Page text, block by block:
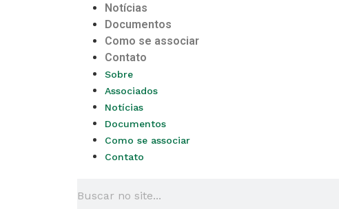
Notícias
Documentos
Como se associar
Contato
Sobre
Associados
Notícias
Documentos
Como se associar
Contato